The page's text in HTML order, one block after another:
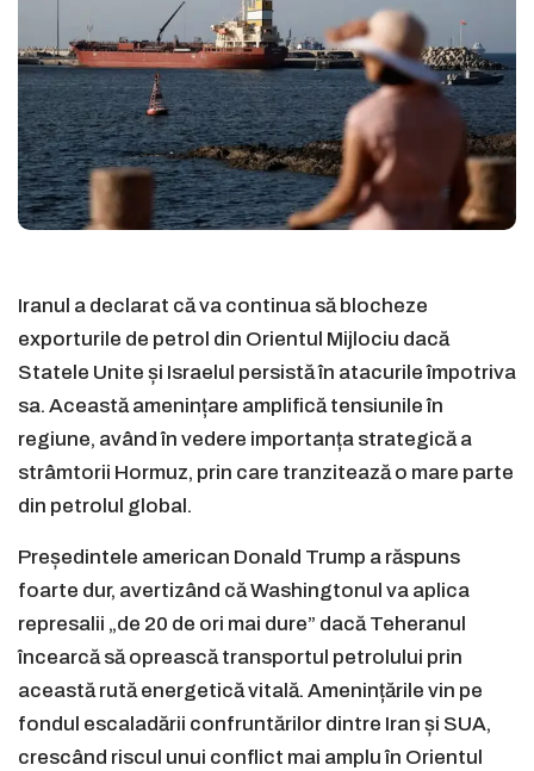
Iranul a declarat că va continua să blocheze
exporturile de petrol din Orientul Mijlociu dacă
Statele Unite și Israelul persistă în atacurile împotriva
sa. Această amenințare amplifică tensiunile în
regiune, având în vedere importanța strategică a
strâmtorii Hormuz, prin care tranzitează o mare parte
din petrolul global.
Președintele american Donald Trump a răspuns
foarte dur, avertizând că Washingtonul va aplica
represalii „de 20 de ori mai dure” dacă Teheranul
încearcă să oprească transportul petrolului prin
această rută energetică vitală. Amenințările vin pe
fondul escaladării confruntărilor dintre Iran și SUA,
crescând riscul unui conflict mai amplu în Orientul